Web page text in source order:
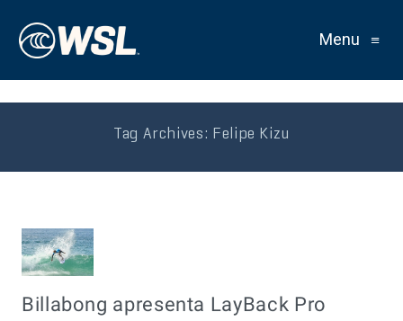
Menu ≡
Tag Archives: Felipe Kizu
Billabong apresenta LayBack Pro